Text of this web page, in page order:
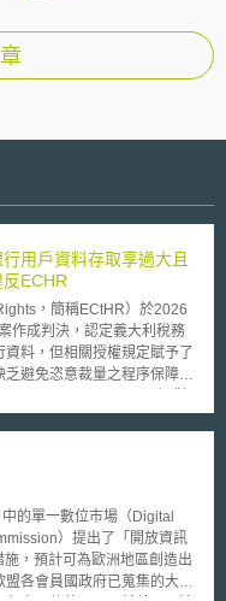
用戶資料存取享過大且
ECHR
，簡稱ECtHR）於2026
作成判決，認定義大利稅務
料，但相關授權規定賦予了
避免恣意裁量之程序保障，
機關之要求。 申訴人
任何遺漏事項，並據此進行
銀行提供納稅人的相關資料
的單一數位市場（Digital
）提出了「開放資訊
，預計可為歐洲地區創造出
各會員國政府已蒐集的大量